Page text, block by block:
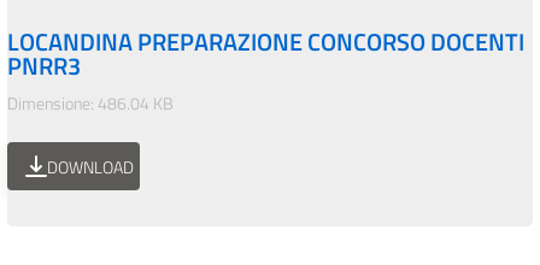
LOCANDINA PREPARAZIONE CONCORSO DOCENTI
PNRR3
Dimensione: 486.04 KB
DOWNLOAD